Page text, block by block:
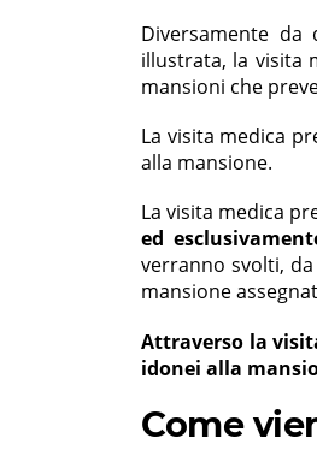
Diversamente
illustrata, la visita
mansioni che
La visita medica
alla mansione.
La visita medica
ed
verranno svolti,
mansione
Attraverso la
idonei alla
Come